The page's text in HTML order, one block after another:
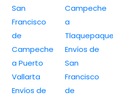
San
Francisco
de
Campeche
a Puerto
Vallarta
Envíos de
Campeche
a
Envíos de
San
Francisco
de